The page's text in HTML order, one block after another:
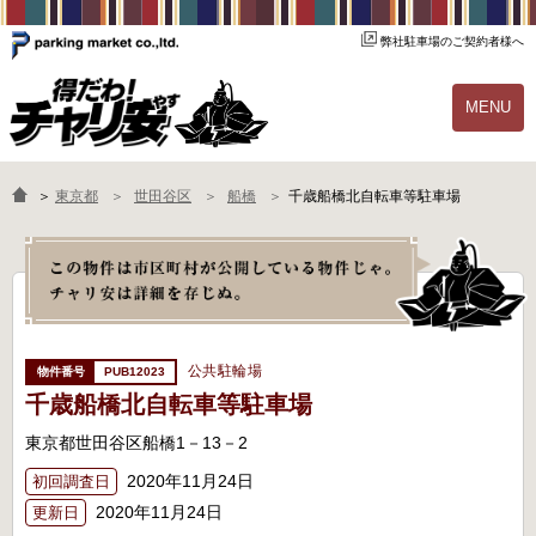
弊社駐車場のご契約者様へ
MENU
物件一覧 ご契約の流れ
よくあるご質問 駐輪場オーナー様へ
＞ 東京都 世田谷区 船橋 千歳船橋北自転車等駐車場
PUB12023 公共駐輪場
千歳船橋北自転車等駐車場
東京都世田谷区船橋1－13－2
初回調査日 2020年11月24日
更新日 2020年11月24日